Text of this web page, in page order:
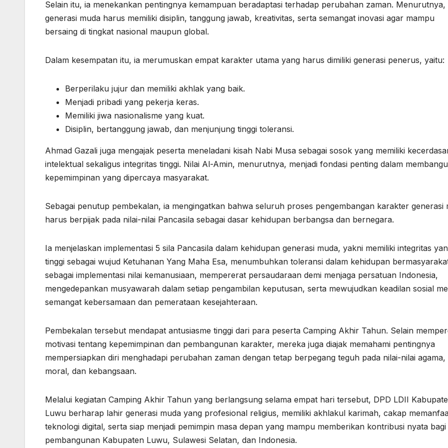
Selain itu, ia menekankan pentingnya kemampuan beradaptasi terhadap perubahan zaman. Menurutnya,
generasi muda harus memiliki disiplin, tanggung jawab, kreativitas, serta semangat inovasi agar mampu
bersaing di tingkat nasional maupun global.
Dalam kesempatan itu, ia merumuskan empat karakter utama yang harus dimiliki generasi penerus, yaitu:
Berperilaku jujur dan memiliki akhlak yang baik.
Menjadi pribadi yang pekerja keras.
Memiliki jiwa nasionalisme yang kuat.
Disiplin, bertanggung jawab, dan menjunjung tinggi toleransi.
Ahmad Gazali juga mengajak peserta meneladani kisah Nabi Musa sebagai sosok yang memiliki
intelektual sekaligus integritas tinggi. Nilai Al-Amin, menurutnya, menjadi fondasi penting dalam
kepemimpinan yang dipercaya masyarakat.
Sebagai penutup pembekalan, ia mengingatkan bahwa seluruh proses pengembangan karakter generasi
harus berpijak pada nilai-nilai Pancasila sebagai dasar kehidupan berbangsa dan bernegara.
Ia menjelaskan implementasi 5 sila Pancasila dalam kehidupan generasi muda, yakni memiliki integritas
tinggi sebagai wujud Ketuhanan Yang Maha Esa, menumbuhkan toleransi dalam kehidupan
sebagai implementasi nilai kemanusiaan, mempererat persaudaraan demi menjaga persatuan Indonesia,
mengedepankan musyawarah dalam setiap pengambilan keputusan, serta mewujudkan keadilan sosial
semangat kebersamaan dan pemerataan kesejahteraan.
Pembekalan tersebut mendapat antusiasme tinggi dari para peserta Camping Akhir Tahun. Selain
motivasi tentang kepemimpinan dan pembangunan karakter, mereka juga diajak memahami pentingnya
mempersiapkan diri menghadapi perubahan zaman dengan tetap berpegang teguh pada nilai-nilai agama,
moral, dan kebangsaan.
Melalui kegiatan Camping Akhir Tahun yang berlangsung selama empat hari tersebut, DPD LDII
Luwu berharap lahir generasi muda yang profesional religius, memiliki akhlakul karimah, cakap
teknologi digital, serta siap menjadi pemimpin masa depan yang mampu memberikan kontribusi nyata bagi
pembangunan Kabupaten Luwu, Sulawesi Selatan, dan Indonesia.